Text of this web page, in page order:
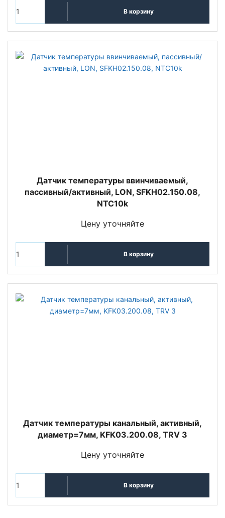
В корзину
Датчик температуры ввинчиваемый,
пассивный/активный, LON, SFKH02.150.08,
NTC10k
Цену уточняйте
В корзину
Датчик температуры канальный, активный,
диаметр=7мм, KFK03.200.08, TRV 3
Цену уточняйте
В корзину